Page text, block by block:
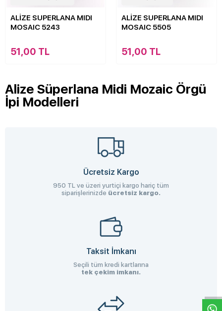
ALİZE SUPERLANA MIDI
MOSAIC 5243
51,00 TL
ALİZE SUPERLANA MIDI
MOSAIC 5505
51,00 TL
Alize Süperlana Midi Mozaic Örgü
İpi Modelleri
Ücretsiz Kargo
950 TL ve üzeri yurtiçi kargo hariç tüm
siparişlerinizde ücretsiz kargo.
Taksit İmkanı
Seçili tüm kredi kartlarına
tek çekim imkanı.